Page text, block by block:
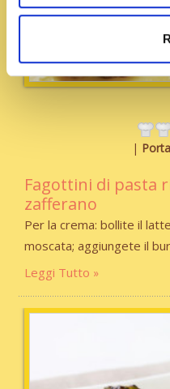
Fagottini di pasta
zafferano
Per la crema: bollite il
moscata; aggiungete il
Leggi Tutto